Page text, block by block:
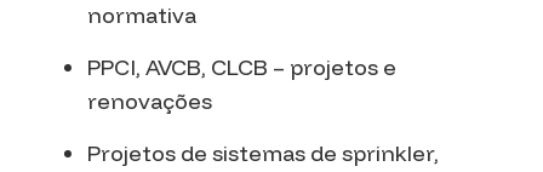
normativa
PPCI, AVCB, CLCB – projetos e
renovações
Projetos de sistemas de sprinkler,